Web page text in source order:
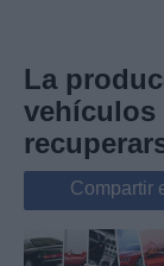
Viajes
La
vehículos
Compartir